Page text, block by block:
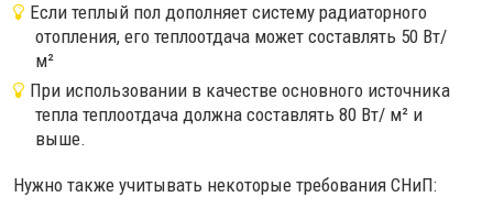
Если теплый пол дополняет систему радиаторного
отопления, его теплоотдача может составлять 50 Вт/
м²
При использовании в качестве основного источника
тепла теплоотдача должна составлять 80 Вт/ м² и
выше.
Нужно также учитывать некоторые требования СНиП: